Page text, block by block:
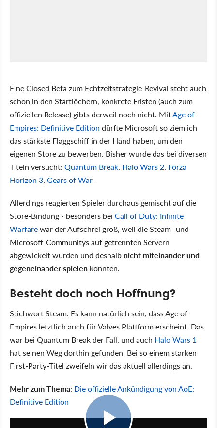
Eine Closed Beta zum Echtzeitstrategie-Revival steht auch
schon in den Startlöchern, konkrete Fristen (auch zum
offiziellen Release) gibts derweil noch nicht. MitAge of
Empires: Definitive Edition dürfte Microsoft so ziemlich
das stärkste Flaggschiff in der Hand haben, um den
eigenen Store zu bewerben. Bisher wurde das bei diversen
Titeln versucht: Quantum Break, Halo Wars 2, Forza
Horizon 3, Gears of War.
Allerdings reagierten Spieler durchaus gemischt auf die
Store-Bindung - besonders bei Call of Duty: Infinite
Warfarewar der Aufschrei groß, weil die Steam- und
Microsoft-Communitys auf getrennten Servern
abgewickelt wurden und deshalb nicht miteinander und
gegeneinander spielen konnten.
Besteht doch noch Hoffnung?
Stichwort Steam: Es kann natürlich sein, dass Age of
Empires letztlich auch für Valves Plattform erscheint. Das
war bei Quantum Break der Fall, und auch Halo Wars 1
hat seinen Weg dorthin gefunden. Bei so einem starken
First-Party-Titel zweifeln wir das aktuell allerdings an.
Mehr zum Thema: Die offizielle Ankündigung von AoE:
Definitive Edition